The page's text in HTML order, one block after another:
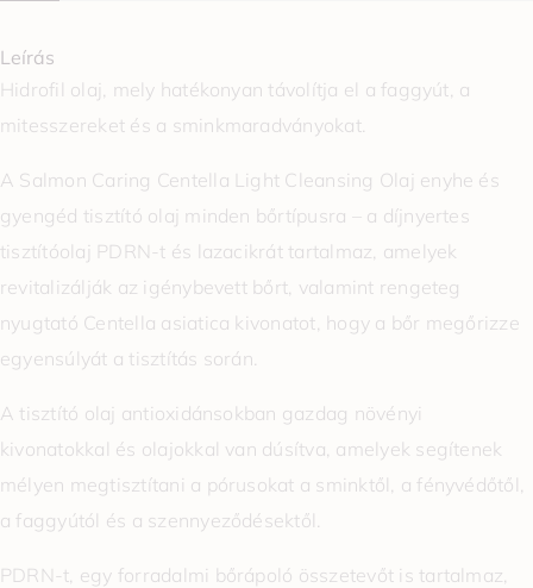
Leírás
Hidrofil olaj, mely hatékonyan távolítja el a faggyút, a
mitesszereket és a sminkmaradványokat.
A Salmon Caring Centella Light Cleansing Olaj enyhe és
gyengéd tisztító olaj minden bőrtípusra – a díjnyertes
tisztítóolaj PDRN-t és lazacikrát tartalmaz, amelyek
revitalizálják az igénybevett bőrt, valamint rengeteg
nyugtató Centella asiatica kivonatot, hogy a bőr megőrizze
egyensúlyát a tisztítás során.
A tisztító olaj antioxidánsokban gazdag növényi
kivonatokkal és olajokkal van dúsítva, amelyek segítenek
mélyen megtisztítani a pórusokat a sminktől, a fényvédőtől,
a faggyútól és a szennyeződésektől.
PDRN-t, egy forradalmi bőrápoló összetevőt is tartalmaz,